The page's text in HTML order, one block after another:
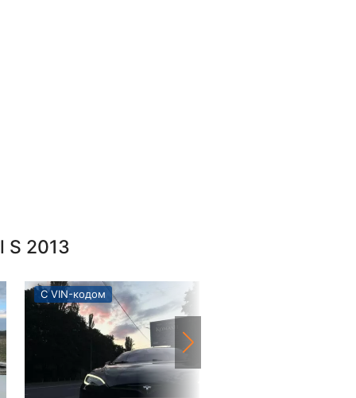
S 2013
С VIN-кодом